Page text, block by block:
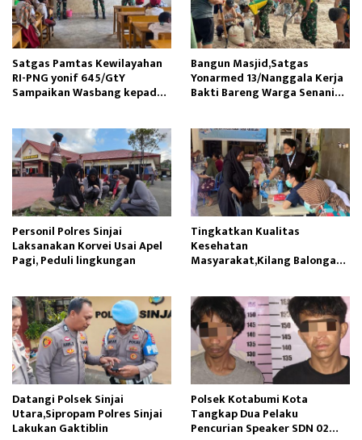
Satgas Pamtas Kewilayahan
RI-PNG yonif 645/GtY
Sampaikan Wasbang kepada
Bangun Masjid,Satgas
Yonarmed 13/Nanggala Kerja
Bakti Bareng Warga Senaning
Personil Polres Sinjai
Laksanakan Korvei Usai Apel
Pagi, Peduli lingkungan
Tingkatkan Kualitas
Kesehatan
Masyarakat,Kilang Balongan
Datangi Polsek Sinjai
Utara,Sipropam Polres Sinjai
Lakukan Gaktiblin
Polsek Kotabumi Kota
Tangkap Dua Pelaku
Pencurian Speaker SDN 02